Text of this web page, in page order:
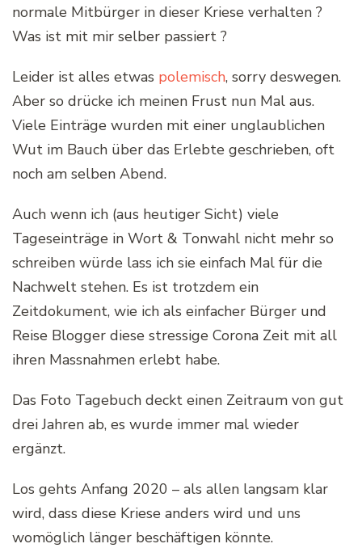
normale Mitbürger in dieser Kriese verhalten ?
Was ist mit mir selber passiert ?
Leider ist alles etwas polemisch, sorry deswegen.
Aber so drücke ich meinen Frust nun Mal aus.
Viele Einträge wurden mit einer unglaublichen
Wut im Bauch über das Erlebte geschrieben, oft
noch am selben Abend.
Auch wenn ich (aus heutiger Sicht) viele
Tageseinträge in Wort & Tonwahl nicht mehr so
schreiben würde lass ich sie einfach Mal für die
Nachwelt stehen. Es ist trotzdem ein
Zeitdokument, wie ich als einfacher Bürger und
Reise Blogger diese stressige Corona Zeit mit all
ihren Massnahmen erlebt habe.
Das Foto Tagebuch deckt einen Zeitraum von gut
drei Jahren ab, es wurde immer mal wieder
ergänzt.
Los gehts Anfang 2020 – als allen langsam klar
wird, dass diese Kriese anders wird und uns
womöglich länger beschäftigen könnte.